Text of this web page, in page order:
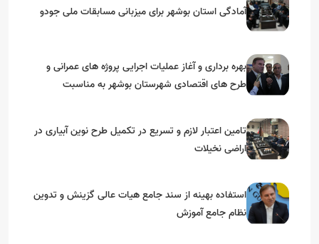
آمادگی استان بوشهر برای میزبانی مسابقات ملی جودو
بهره برداری و آغاز عملیات اجرایی پروژه های عمرانی و
طرح های اقتصادی شهرستان بوشهر به مناسبت
تامین اعتبار لازم و تسریع در تکمیل طرح نوین آبیاری در
اراضی نخیلات
استفاده بهینه از سند جامع هیات عالی گزینش و‌ تدوین
نظام جامع آموزش